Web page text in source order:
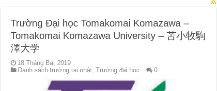
Trường Đại học Tomakomai Komazawa –
Tomakomai Komazawa University – 苫小牧駒
澤大学
18 Tháng Ba, 2019
Danh sách trường tại nhật,Trường đại học 0